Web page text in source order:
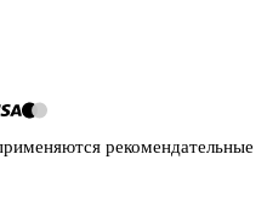
рекомендательные